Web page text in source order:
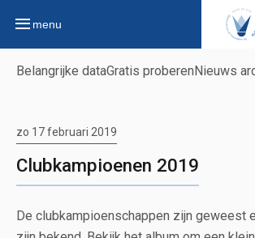
menu
Belangrijke dataGratis proberen Nieuws
zo 17 februari 2019
Clubkampioenen 2019
De clubkampioenschappen zijn geweest